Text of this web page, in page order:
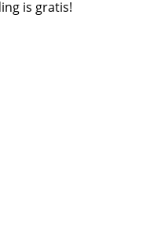
is gratis!